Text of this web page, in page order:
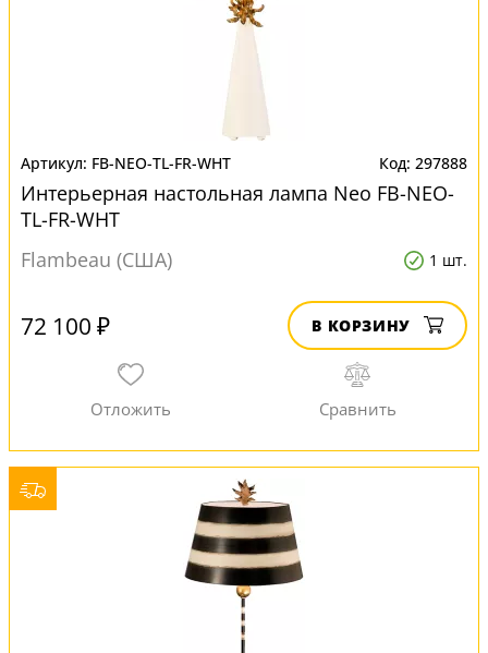
FB-NEO-TL-FR-WHT 297888
Интерьерная настольная лампа Neo FB-NEO-
TL-FR-WHT
Flambeau (США)
1 шт.
72 100 ₽ В КОРЗИНУ